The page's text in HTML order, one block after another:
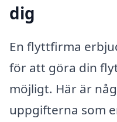
dig
En flyttfirma
för att göra din
möjligt. Här är
uppgifterna som